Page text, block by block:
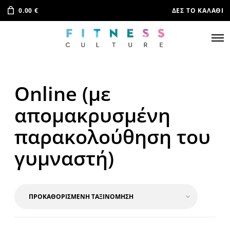
0.00 € ΔΕΣ ΤΟ ΚΑΛΆΘΙ
Online (με
απομακρυσμένη
παρακολούθηση του
γυμναστή)